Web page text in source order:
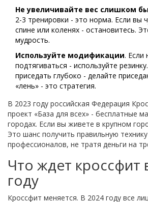
Не увеличивайте вес слишком
2-3 тренировки - это норма. Если вы
спине или коленях - остановитесь.
мудрость.
Используйте модификации. Если
подтягиваться - используйте
приседать глубоко - делайте
«лень» - это стратегия.
В 2023 году российская Федерация
проект «База для всех» - бесплатные
городах. Если вы живете в крупном
Это шанс получить правильную
профессионалов, не тратя деньги на
Что ждет кроссфит
году
Кроссфит меняется. В 2024 году все